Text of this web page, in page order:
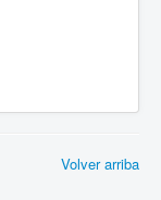
Volver arriba